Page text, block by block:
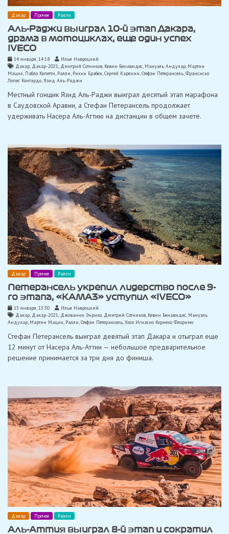
Дакар Прочее Ралли
Аль-Раджи выиграл 10-й этап Дакара,
драма в мотоциклах, еще один успех
IVECO
14 января, 14:18
Илья Навроцкий
Дакар, Дакар-2021, Дмитрий Сотников, Кевин Бенавидес, Мануэль Андухар, Мартин
Мацик, Пабло Копетти, Ралли, Рикки Брабек,Сергей Карякин,Стефан Петерансель,Франсиско
Лопес Контардо,Язид Аль-Раджи
Местный гонщик Язид Аль-Раджи выиграл десятый этап марафона
в Саудовской Аравии, а Стефан Петерансель продолжает
удерживать Насера ​​Аль-Аттию на дистанции в общем зачете.
Дакар Прочее Ралли
Петерансель укрепил лидерство после 9-
го этапа, «КАМАЗ» уступил «IVECO»
13 января, 13:30
Илья Навроцкий
Дакар, Дакар-2021, Джованни Энрико, Дмитрий Сотников, Кевин Бенавидес, Мануэль
Андухар, Мартин Мацик, Ралли,Стефан Петерансель,Хосе Игнасио Корнехо Флоримо
Стефан Петерансель выиграл девятый этап Дакара и отыграл еще
12 минут от Насера ​​Аль-Аттии — небольшое предварительное
решение принимается за три дня до финиша.
Дакар Прочее Ралли
Аль-Аттия выиграл 8-й этап и сократил